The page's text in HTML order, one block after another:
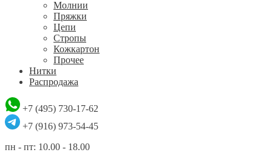
Молнии
Пряжки
Цепи
Стропы
Кожкартон
Прочее
Нитки
Распродажа
+7 (495) 730-17-62
+7 (916) 973-54-45
пн - пт: 10.00 - 18.00